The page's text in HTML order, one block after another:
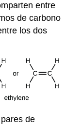
entre
de carbono
los dos
de